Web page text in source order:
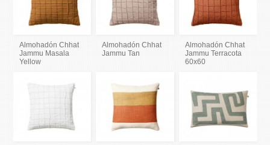
Almohadón Chhat
Jammu Masala
Yellow
Almohadón Chhat
Jammu Tan
Almohadón Chhat
Jammu Terracota
60x60